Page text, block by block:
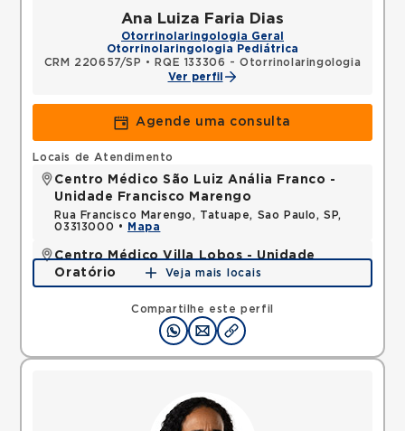
Ana Luiza Faria Dias
Otorrinolaringologia Geral
Otorrinolaringologia Pediátrica
CRM 220657/SP •
RQE 133306 - Otorrinolaringologia
Ver perfil
Agende uma consulta
Compartilhe este perfil
Locais de Atendimento
Centro Médico São Luiz Anália Franco -
Unidade Francisco Marengo
Rua Francisco Marengo, Tatuape, Sao Paulo, SP,
03313000 •
Mapa
Centro Médico Villa Lobos - Unidade
Oratório
Rua do Oratorio, Mooca, Sao Paulo, SP, 03117000 •
Veja mais locais